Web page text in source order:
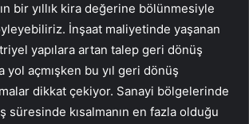
bir yıllık kira değerine bölünmesiyle
İnşaat maliyetinde yaşanan
yapılara artan talep geri dönüş
yol açmışken bu yıl geri dönüş
dikkat çekiyor. Sanayi bölgelerinde
süresinde kısalmanın en fazla olduğu